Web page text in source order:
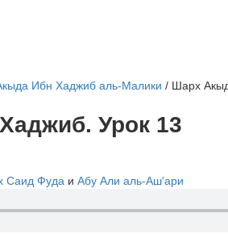
Ибн Хаджиб аль-Малики / Шарх
Урок 13
Саид Фуда и Абу Али аль-Аш'ари